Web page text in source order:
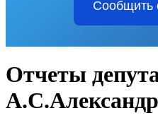
Сообщить
Отчеты